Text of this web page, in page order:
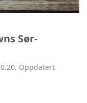
Sør-
Oppdatert